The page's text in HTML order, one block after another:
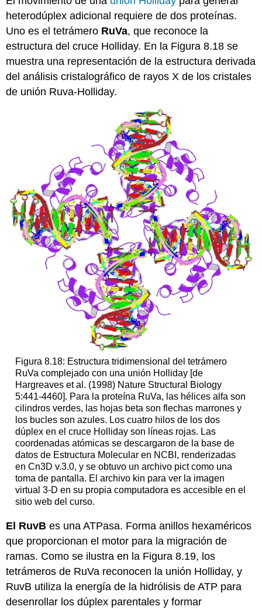
heterodúplex adicional requiere de dos proteínas.
Uno es el tetrámero RuVa, que reconoce la
estructura del cruce Holliday. En la Figura 8.18 se
muestra una representación de la estructura derivada
del análisis cristalográfico de rayos X de los cristales
de unión Ruva-Holliday.
Figura 8.18: Estructura tridimensional del tetrámero
RuVa complejado con una unión Holliday [de
Hargreaves et al. (1998) Nature Structural Biology
5:441-4460]. Para la proteína RuVa, las hélices alfa son
cilindros verdes, las hojas beta son flechas marrones y
los bucles son azules. Los cuatro hilos de los dos
dúplex en el cruce Holliday son líneas rojas. Las
coordenadas atómicas se descargaron de la base de
datos de Estructura Molecular en NCBI, renderizadas
en Cn3D v.3.0, y se obtuvo un archivo pict como una
toma de pantalla. El archivo kin para ver la imagen
virtual 3-D en su propia computadora es accesible en el
sitio web del curso.
El RuvB es una ATPasa. Forma anillos hexaméricos
que proporcionan el motor para la migración de
ramas. Como se ilustra en la Figura 8.19, los
tetrámeros de RuVa reconocen la unión Holliday, y
RuvB utiliza la energía de la hidrólisis de ATP para
desenrollar los dúplex parentales y formar